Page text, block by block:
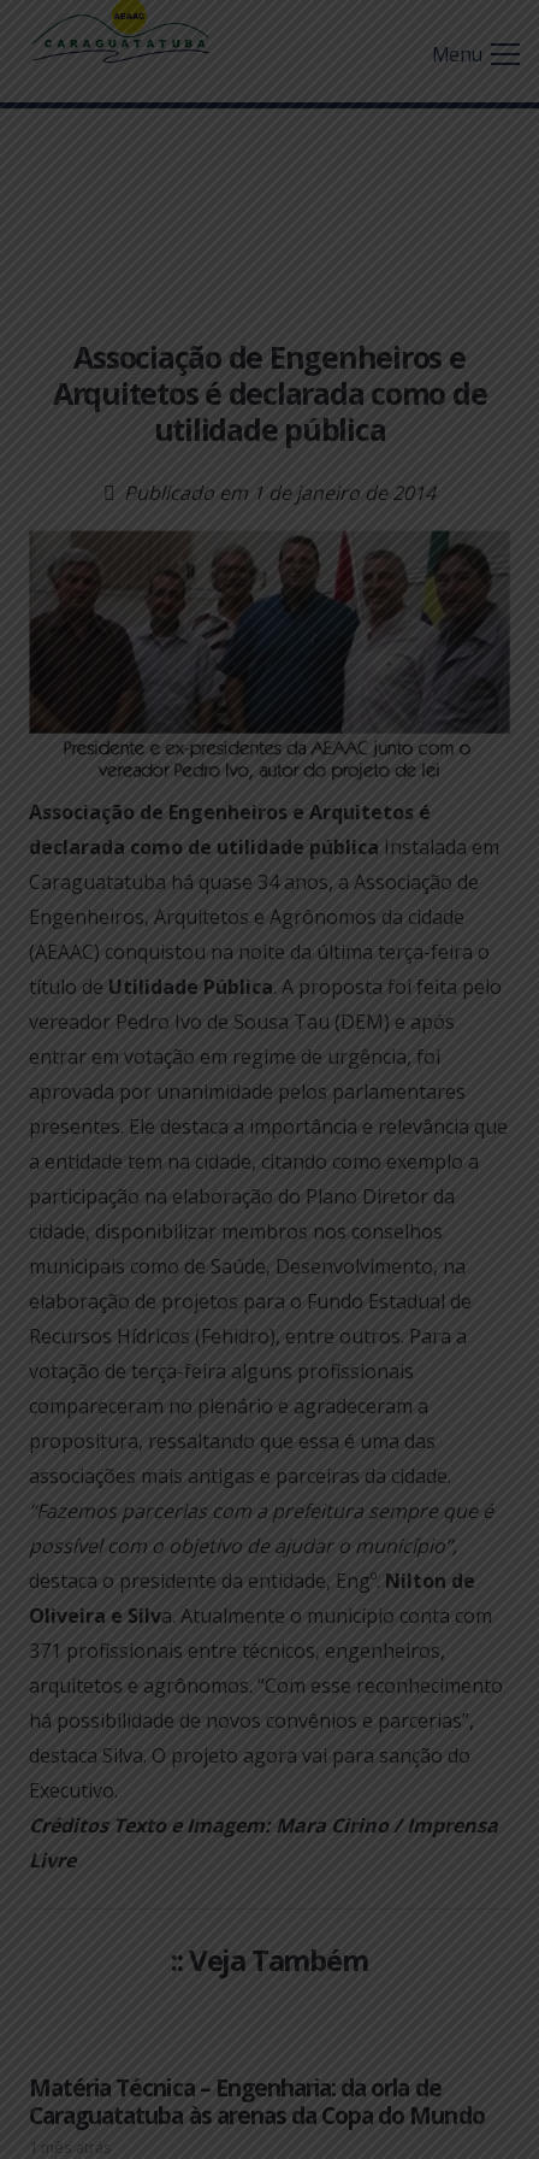
Menu
Associação de Engenheiros e
Arquitetos é declarada como de
utilidade pública
Publicado em 1 de janeiro de 2014
Associação de Engenheiros e Arquitetos é
declarada como de utilidade pública Instalada em
Caraguatatuba há quase 34 anos, a Associação de
Engenheiros, Arquitetos e Agrônomos da cidade
(AEAAC) conquistou na noite da última terça-feira o
título de Utilidade Pública. A proposta foi feita pelo
vereador Pedro Ivo de Sousa Tau (DEM) e após
entrar em votação em regime de urgência, foi
aprovada por unanimidade pelos parlamentares
presentes. Ele destaca a importância e relevância que
a entidade tem na cidade, citando como exemplo a
participação na elaboração do Plano Diretor da
cidade, disponibilizar membros nos conselhos
municipais como de Saúde, Desenvolvimento, na
elaboração de projetos para o Fundo Estadual de
Recursos Hídricos (Fehidro), entre outros. Para a
votação de terça-feira alguns profissionais
compareceram no plenário e agradeceram a
propositura, ressaltando que essa é uma das
associações mais antigas e parceiras da cidade.
“Fazemos parcerias com a prefeitura sempre que é
possível com o objetivo de ajudar o município”,
destaca o presidente da entidade, Engº. Nilton de
Oliveira e Silva. Atualmente o município conta com
371 profissionais entre técnicos, engenheiros,
arquitetos e agrônomos. “Com esse reconhecimento
há possibilidade de novos convênios e parcerias”,
destaca Silva. O projeto agora vai para sanção do
Executivo.
Créditos Texto e Imagem: Mara Cirino / Imprensa
Livre
:: Veja Também
Matéria Técnica – Engenharia: da orla de
Caraguatatuba às arenas da Copa do Mundo
1 mês atrás